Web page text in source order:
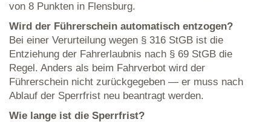
von 8 Punkten in Flensburg.
Wird der Führerschein automatisch entzogen?
Bei einer Verurteilung wegen § 316 StGB ist die
Entziehung der Fahrerlaubnis nach § 69 StGB die
Regel. Anders als beim Fahrverbot wird der
Führerschein nicht zurückgegeben — er muss nach
Ablauf der Sperrfrist neu beantragt werden.
Wie lange ist die Sperrfrist?